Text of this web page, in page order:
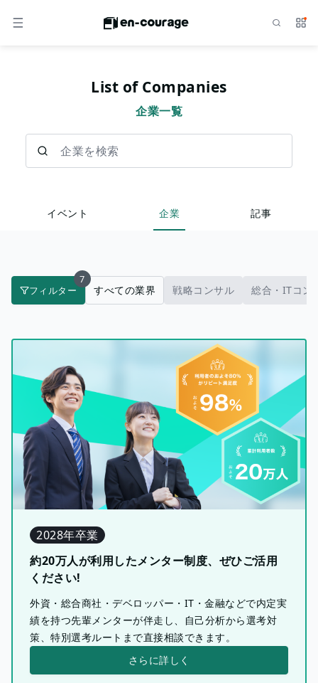
メニュー サ
List of Companies
企業一覧
イベント 企業 記事
フィルター
7
すべての業界 戦略コンサル 総合・ITコン
2028年卒業
約20万人が利用したメンター制度、ぜひご活用
ください!
外資・総合商社・デベロッパー・IT・金融などで内定実
績を持つ先輩メンターが伴走し、自己分析から選考対
策、特別選考ルートまで直接相談できます。
さらに詳しく